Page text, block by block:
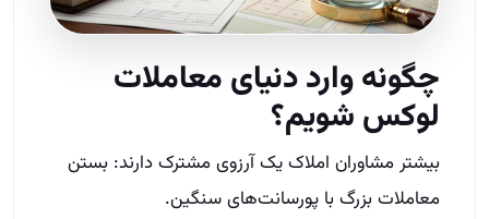
چگونه وارد دنیای معاملات
لوکس شویم؟
بیشتر مشاوران املاک یک آرزوی مشترک دارند: بستن
معاملات بزرگ با پورسانت‌های سنگین.